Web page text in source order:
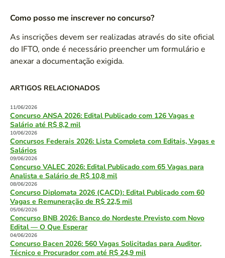
Como posso me inscrever no concurso?
As inscrições devem ser realizadas através do site oficial
do IFTO, onde é necessário preencher um formulário e
anexar a documentação exigida.
ARTIGOS RELACIONADOS
11/06/2026
Concurso ANSA 2026: Edital Publicado com 126 Vagas e
Salário até R$ 8,2 mil
10/06/2026
Concursos Federais 2026: Lista Completa com Editais, Vagas e
Salários
09/06/2026
Concurso VALEC 2026: Edital Publicado com 65 Vagas para
Analista e Salário de R$ 10,8 mil
08/06/2026
Concurso Diplomata 2026 (CACD): Edital Publicado com 60
Vagas e Remuneração de R$ 22,5 mil
05/06/2026
Concurso BNB 2026: Banco do Nordeste Previsto com Novo
Edital — O Que Esperar
04/06/2026
Concurso Bacen 2026: 560 Vagas Solicitadas para Auditor,
Técnico e Procurador com até R$ 24,9 mil